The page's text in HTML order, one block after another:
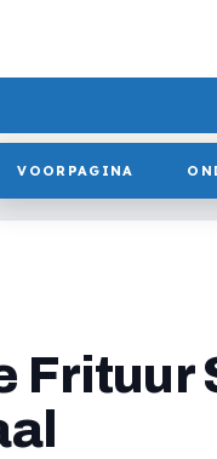
VOORPAGINA
Frituur